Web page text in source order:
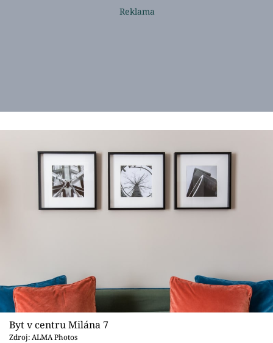
Byt v centru Milána 7
Zdroj: ALMA Photos